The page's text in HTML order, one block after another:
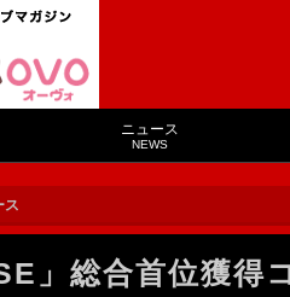
ニュース
NEWS
ス
」総合首位獲得